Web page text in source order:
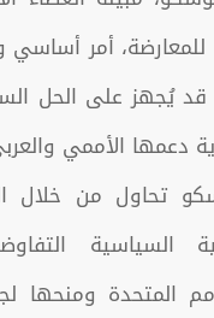
للمعارضة، أمر أساسي
قد يُجهز على الحل
دعمها الأممي
تحاول من خلال
السياسية
المتحدة ومنحها